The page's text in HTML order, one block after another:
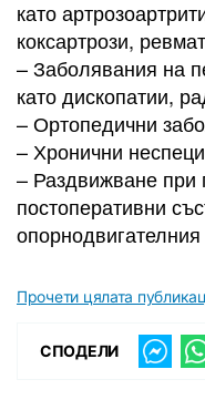
като
коксартрози,
– Заболявания на
като дископатии,
– Ортопедични
– Хронични
– Раздвижване при
постоперативни
Прочети цялата
СПОДЕЛИ